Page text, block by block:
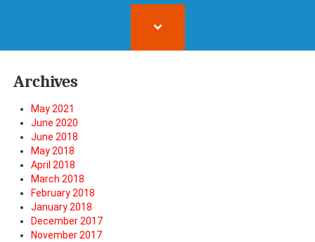
Archives
May 2021
June 2020
June 2018
May 2018
April 2018
March 2018
February 2018
January 2018
December 2017
November 2017